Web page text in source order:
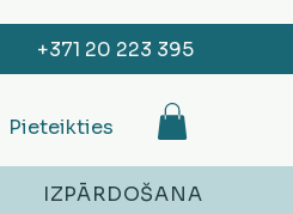
+371 20 223 395
Pieteikties
IZPĀRDOŠANA